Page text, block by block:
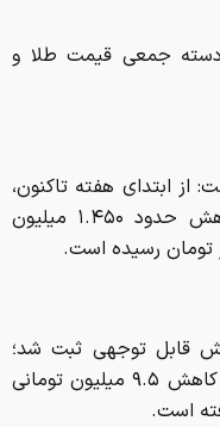
دسته جمعی قیمت طلا و
از ابتدای هفته تاکنون،
قیمت هر گرم طلای ۱۸ عیار با کاهش حدود ۱.۴۵۰ میلیون
قابل توجهی ثبت شد؛
به‌طوری که قیمت سکه در مجموع با کاهش ۹.۵ میلیون تومانی